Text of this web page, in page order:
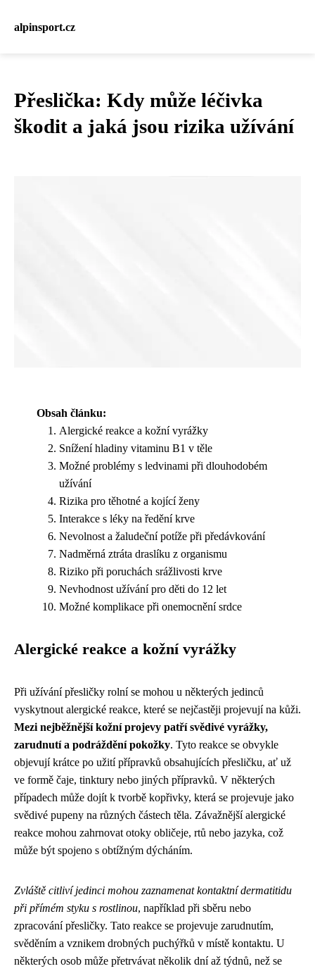
alpinsport.cz
Přeslička: Kdy může léčivka
škodit a jaká jsou rizika užívání
Obsah článku:
Alergické reakce a kožní vyrážky
Snížení hladiny vitaminu B1 v těle
Možné problémy s ledvinami při dlouhodobém
užívání
Rizika pro těhotné a kojící ženy
Interakce s léky na ředění krve
Nevolnost a žaludeční potíže při předávkování
Nadměrná ztráta draslíku z organismu
Riziko při poruchách srážlivosti krve
Nevhodnost užívání pro děti do 12 let
Možné komplikace při onemocnění srdce
Alergické reakce a kožní vyrážky
Při užívání přesličky rolní se mohou u některých jedinců
vyskytnout alergické reakce, které se nejčastěji projevují na kůži.
Mezi nejběžnější kožní projevy patří svědivé vyrážky,
zarudnutí a podráždění pokožky. Tyto reakce se obvykle
objevují krátce po užití přípravků obsahujících přesličku, ať už
ve formě čaje, tinktury nebo jiných přípravků. V některých
případech může dojít k tvorbě kopřivky, která se projevuje jako
svědivé pupeny na různých částech těla. Závažnější alergické
reakce mohou zahrnovat otoky obličeje, rtů nebo jazyka, což
může být spojeno s obtížným dýcháním.
Zvláště citliví jedinci mohou zaznamenat kontaktní dermatitidu
při přímém styku s rostlinou, například při sběru nebo
zpracování přesličky. Tato reakce se projevuje zarudnutím,
svěděním a vznikem drobných puchýřků v místě kontaktu. U
některých osob může přetrvávat několik dní až týdnů, než se